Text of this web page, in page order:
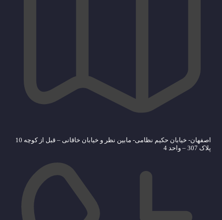
اصفهان- خیابان حکیم نظامی- مابین نظر و خیابان خاقانی – قبل از کوچه 10
پلاک 307 – واحد 4